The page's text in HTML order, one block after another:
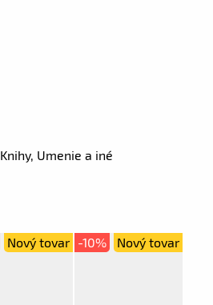
Knihy, Umenie a iné
Nový tovar -10% Nový tovar